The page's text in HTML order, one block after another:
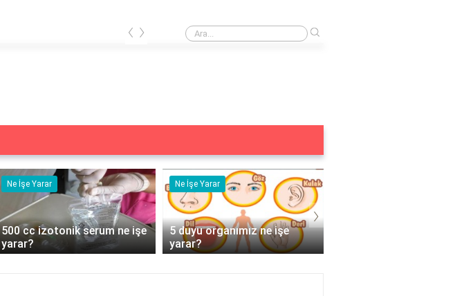
Doğal gübre nedir?
‹ ›
Ne İşe Yarar
500 cc izotonik serum ne işe
yarar?
Ne İşe Yarar
5 duyu organımız ne işe
yarar?
›